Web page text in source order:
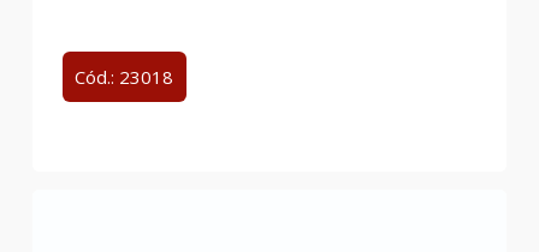
Cód.: 23018